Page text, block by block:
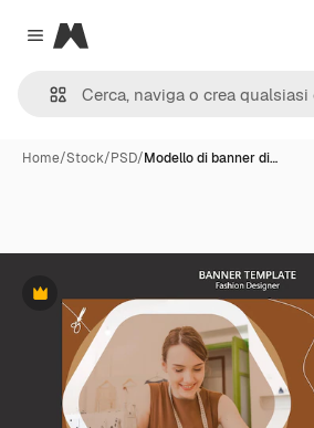
Close menu
Magnific
Home/Stock/PSD/Modello di banner di…
Premium